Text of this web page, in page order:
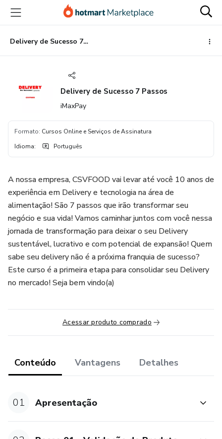
para
conteúdo
principal
para
pagamento
para
rodapé
Delivery de Sucesso 7 Passos
Delivery de Sucesso 7 Passos
iMaxPay
Formato: Cursos Online e Serviços de Assinatura
Idioma: Português
A nossa empresa, CSVFOOD vai levar até você 10 anos de
experiência em Delivery e tecnologia na área de
alimentação! São 7 passos que irão transformar seu
negócio e sua vida! Vamos caminhar juntos com você nessa
jornada de transformação para deixar o seu Delivery
sustentável, lucrativo e com potencial de expansão! Quem
sabe seu delivery não é a próxima franquia de sucesso?
Este curso é a primeira etapa para consolidar seu Delivery
no mercado! Seja bem vindo(a)
Acessar produto comprado
Conteúdo Vantagens Detalhes
01 Apresentação